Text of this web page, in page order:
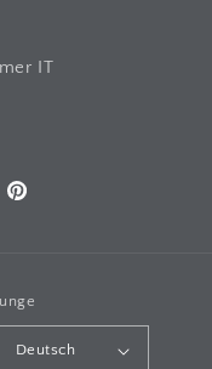
IT
Pinterest
Deutsch